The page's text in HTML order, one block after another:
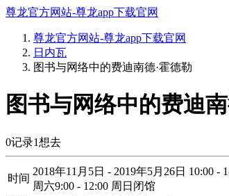
尊龙官方网站-尊龙app下载官网
尊龙官方网站-尊龙app下载官网
日内瓦
图书与网络中的费迪南德·霍德勒
图书与网络中的费迪
0记录1想去
时间
2018年11月5日 - 2019年5月26日 10:00 -
周六9:00 - 12:00 周日闭馆